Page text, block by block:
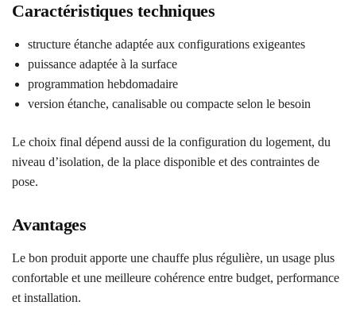
Caractéristiques techniques
structure étanche adaptée aux configurations exigeantes
puissance adaptée à la surface
programmation hebdomadaire
version étanche, canalisable ou compacte selon le besoin
Le choix final dépend aussi de la configuration du logement, du
niveau d’isolation, de la place disponible et des contraintes de
pose.
Avantages
Le bon produit apporte une chauffe plus régulière, un usage plus
confortable et une meilleure cohérence entre budget, performance
et installation.